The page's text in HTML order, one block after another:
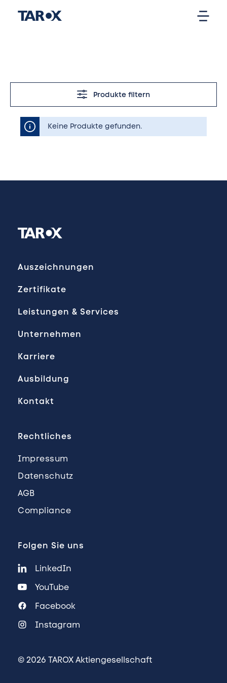
Produkte filtern
Keine Produkte gefunden.
Auszeichnungen
Zertifikate
Leistungen & Services
Unternehmen
Karriere
Ausbildung
Kontakt
Rechtliches
Impressum
Datenschutz
AGB
Compliance
Folgen Sie uns
LinkedIn
YouTube
Facebook
Instagram
© 2026 TAROX Aktiengesellschaft